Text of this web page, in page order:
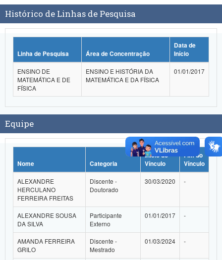
Histórico de Linhas de Pesquisa
Linha de Pesquisa Área de Concentração
Data de
Início
ENSINO DE
MATEMÁTICA E DE
FÍSICA
ENSINO E HISTÓRIA DA
MATEMÁTICA E DA FÍSICA
01/01/2017
Equipe
Nome Categoria
Início do
Vínculo
Fim do
Vínculo
ALEXANDRE
HERCULANO
FERREIRA FREITAS
Discente -
Doutorado
30/03/2020 -
ALEXANDRE SOUSA
DA SILVA
Participante
Externo
01/01/2017 -
AMANDA FERREIRA
GRILO
Discente -
Mestrado
01/03/2024 -